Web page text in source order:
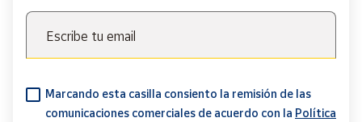
Escribe tu email
Marcando esta casilla consiento la remisión de las
comunicaciones comerciales de acuerdo con la Política